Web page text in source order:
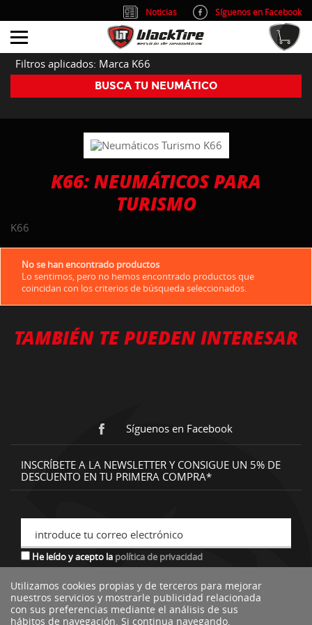
Filtros aplicados: Marca K66
BUSCA TU NEUMÁTICO
K66: NEUMÁTICOS PARA
TURISMO
K66
No se han encontrado productos
Lo sentimos, pero no hemos encontrado productos que
coincidan con los criterios de búsqueda seleccionados.
TAMBIÉN TE PUEDEN INTERESAR
Síguenos en Facebook
INSCRÍBETE A LA NEWSLETTER Y CONSIGUE UN 5% DE
DESCUENTO EN TU PRIMERA COMPRA*
introduce tu correo electrónico
He leído y acepto la política de privacidad
*descuento no acumulable a otras ofertas o promociones.
Utilizamos cookies propias y de terceros para mejorar
nuestros servicios y mostrarle publicidad relacionada
con sus preferencias mediante el análisis de sus
hábitos de navegación. Si continua navegando,
Noticias
Síguenos en Facebook
info@blacktire.es
914 353 309
Atención al cliente: L/V 9:00-14:00 y 15:00-19:00